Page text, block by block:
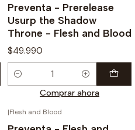
Preventa - Prerelease
Usurp the Shadow
Throne - Flesh and Blood
$49.990
Cantidad
Comprar ahora
-10%
|Flesh and Blood